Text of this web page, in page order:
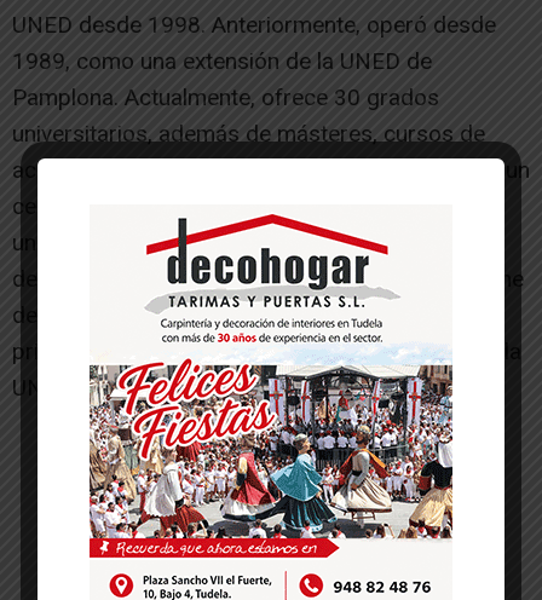
UNED desde 1998. Anteriormente, operó desde
1989, como una extensión de la UNED de
Pamplona. Actualmente, ofrece 30 grados
universitarios, además de másteres, cursos de
acceso para mayores de 25 y 45 años y más de un
centenar de cursos anuales de extensión
universitaria. Cuenta con más de medio centenar
de docentes. Además, desde el año 2009, dispone
de la Cátedra de Calidad Ciudad de Tudela, la
primera que se abrió fuera de la sede central de la
UNED.
-- Publicidad --